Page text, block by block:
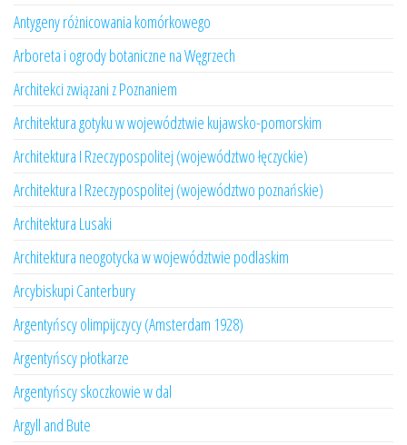
Antygeny różnicowania komórkowego
Arboreta i ogrody botaniczne na Węgrzech
Architekci związani z Poznaniem
Architektura gotyku w województwie kujawsko-pomorskim
Architektura I Rzeczypospolitej (województwo łęczyckie)
Architektura I Rzeczypospolitej (województwo poznańskie)
Architektura Lusaki
Architektura neogotycka w województwie podlaskim
Arcybiskupi Canterbury
Argentyńscy olimpijczycy (Amsterdam 1928)
Argentyńscy płotkarze
Argentyńscy skoczkowie w dal
Argyll and Bute